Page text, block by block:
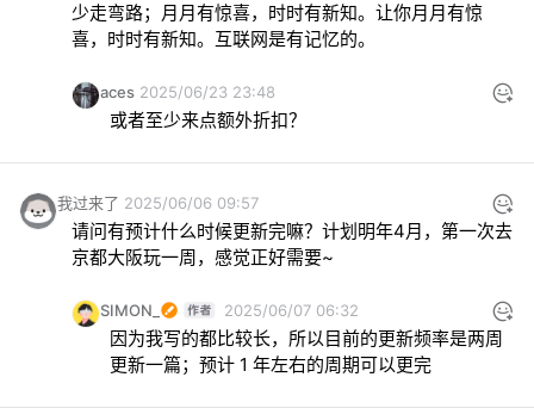
少走弯路；月月有惊喜，时时有新知。让你月月有惊
喜，时时有新知。互联网是有记忆的。
aces 2025/06/23 23:48
或者至少来点额外折扣？
我过来了 2025/06/06 09:57
请问有预计什么时候更新完嘛？计划明年4月，第一次去
京都大阪玩一周，感觉正好需要~
SIMON_ 2025/06/07 06:32
因为我写的都比较长，所以目前的更新频率是两周
更新一篇；预计 1 年左右的周期可以更完